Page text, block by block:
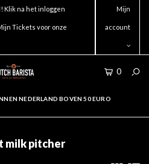
Klik na het inloggen
Tickets voor onze
Mijn
account
0
NEDERLAND BOVEN 50 EURO
milk pitcher